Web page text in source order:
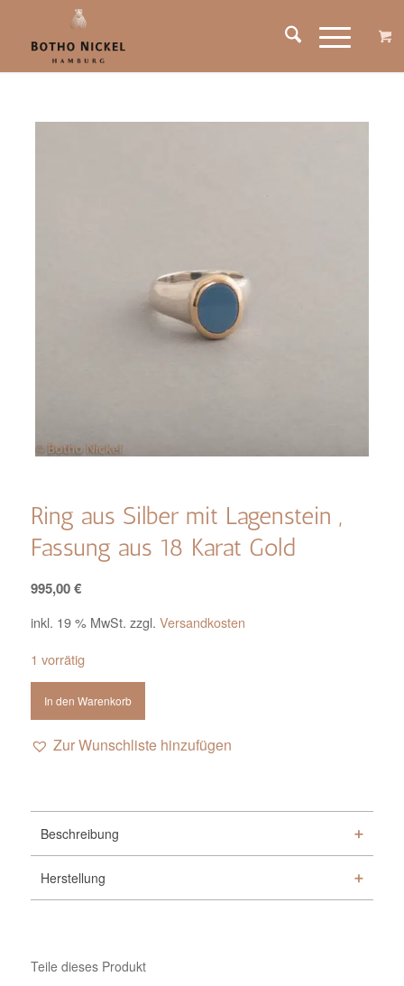
Ring aus Silber mit Lagenstein ,
Fassung aus 18 Karat Gold
995,00€
inkl. 19 % MwSt. zzgl. Versandkosten
1 vorrätig
In den Warenkorb
Zur Wunschliste hinzufügen
Beschreibung
Herstellung
Teile dieses Produkt